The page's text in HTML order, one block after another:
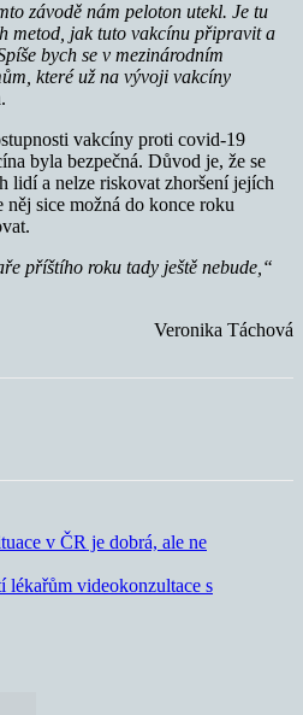
závodě nám peloton utekl. Je tu
metod, jak tuto vakcínu připravit a
bych se v mezinárodním
které už na vývoji vakcíny
vakcíny proti covid-19
byla bezpečná. Důvod je, že se
lidí a nelze riskovat zhoršení jejích
sice možná do konce roku
příštího roku tady ještě nebude,“
Veronika Táchová
v ČR je dobrá, ale ne
lékařům videokonzultace s